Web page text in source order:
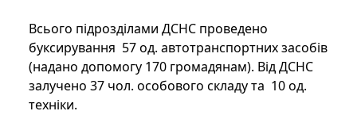
Всього підрозділами ДСНС проведено
буксирування 57 од. автотранспортних засобів
(надано допомогу 170 громадянам). Від ДСНС
залучено 37 чол. особового складу та 10 од.
техніки.